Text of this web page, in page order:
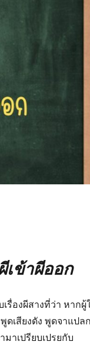
ข้าผีออก
รื่องผีสางที่ว่า หากผู้
ดเสียงดัง พูดจาแปล
าเปรียบเปรยกับ